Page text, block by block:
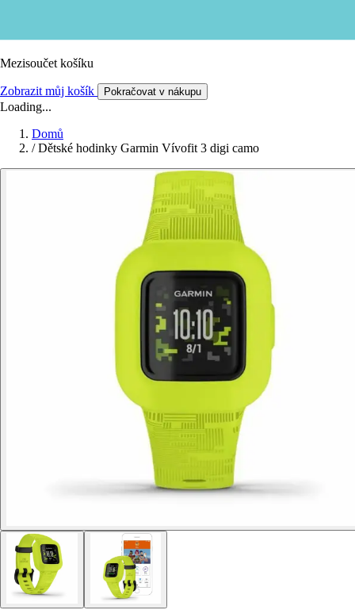
Mezisoučet košíku
Zobrazit můj košík Pokračovat v nákupu
Loading...
Domů
/ Dětské hodinky Garmin Vívofit 3 digi camo